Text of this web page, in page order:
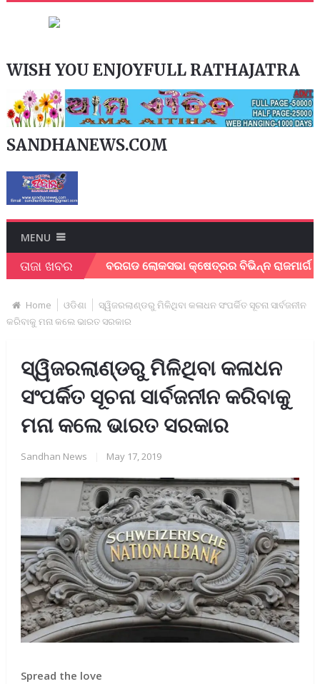
WISH YOU ENJOYFULL RATHAJATRA
SANDHANEWS.COM
MENU
ତାଜା ଖବର
। ବରଗଡ ଲୋକସଭା କ୍ଷେତ୍ରର ବିଭିନ୍ନ ରାଜମାର୍ଗ ର
Home ଓଡିଶା
ସ୍ୱିଜରଲାଣ୍ଡରୁ ମିଳିଥିବା କଳାଧନ ସଂପର୍କିତ ସୂଚନା ସାର୍ବଜନୀନ
କରିବାକୁ ମନା କଲେ ଭାରତ ସରକାର
ସ୍ୱିଜରଲାଣ୍ଡରୁ ମିଳିଥିବା କଳାଧନ
ସଂପର୍କିତ ସୂଚନା ସାର୍ବଜନୀନ କରିବାକୁ
ମନା କଲେ ଭାରତ ସରକାର
Sandhan News May 17, 2019
Spread the love